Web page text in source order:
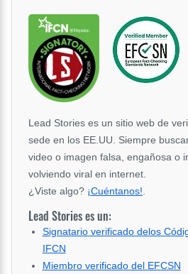
Lead Stories es un sitio web de
sede en los EE.UU. Siempre
video o imagen falsa, engañosa o
volviendo viral en internet.
¿Viste algo? ¡Cuéntanos!.
Lead Stories es un:
Signatario verificado delos
IFCN
Miembro verificado del EFCSN